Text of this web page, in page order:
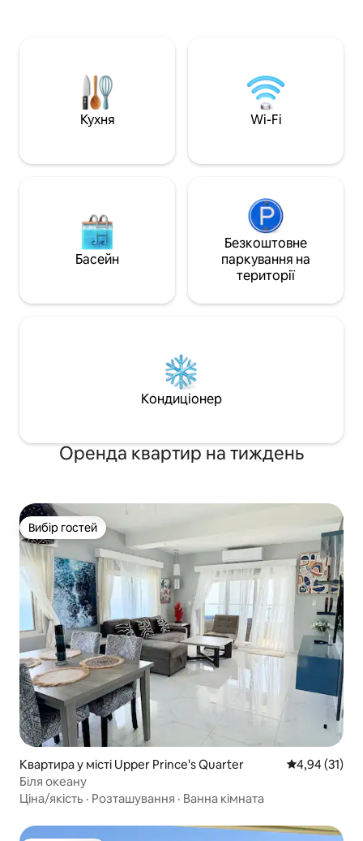
Серед зручностей - безкоштовний WI-
FI, кухня, ліжко розміру «king-size»,
пляжні стільці, парасолька та багато
Сабу та Статію. Пориньте в красу
природи,
зручностями в
Кухня Wi-Fi
Басейн
Безкоштовне
паркування на
території
Кондиціонер
Оренда квартир на тиждень
Вибір гостей
Вибір гостей
Квартира у місті Upper Prince's Quarter Середня
4,94 (31)
Біля океану
Ціна/якість · Розташування · Ванна кімната